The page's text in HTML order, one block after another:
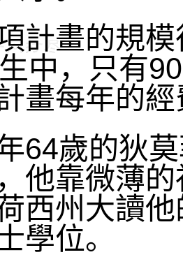
畫的規模
中，只有
畫每年的
歲的狄莫
他靠微薄
西州大讀
學位。